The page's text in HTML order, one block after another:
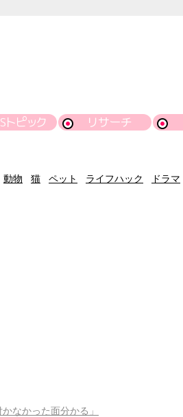
トピック リサーチ
動物 猫 ペット ライフハック ドラマ
なかった面分かる」